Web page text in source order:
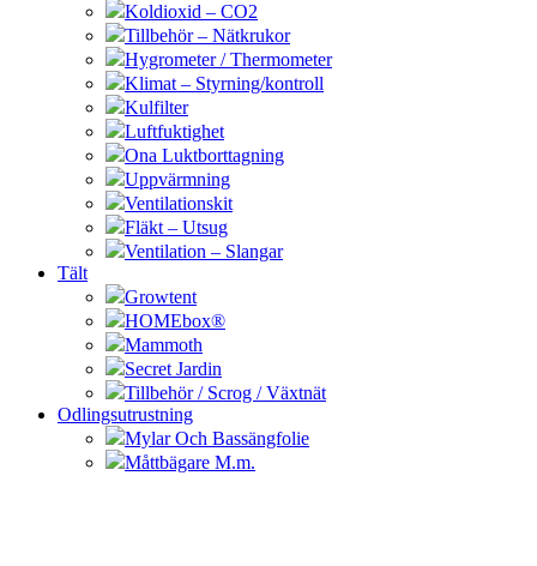
Koldioxid – CO2
Tillbehör – Nätkrukor
Hygrometer / Thermometer
Klimat – Styrning/kontroll
Kulfilter
Luftfuktighet
Ona Luktborttagning
Uppvärmning
Ventilationskit
Fläkt – Utsug
Ventilation – Slangar
Tält
Growtent
HOMEbox®
Mammoth
Secret Jardin
Tillbehör / Scrog / Växtnät
Odlingsutrustning
Mylar Och Bassängfolie
Måttbägare M.m.